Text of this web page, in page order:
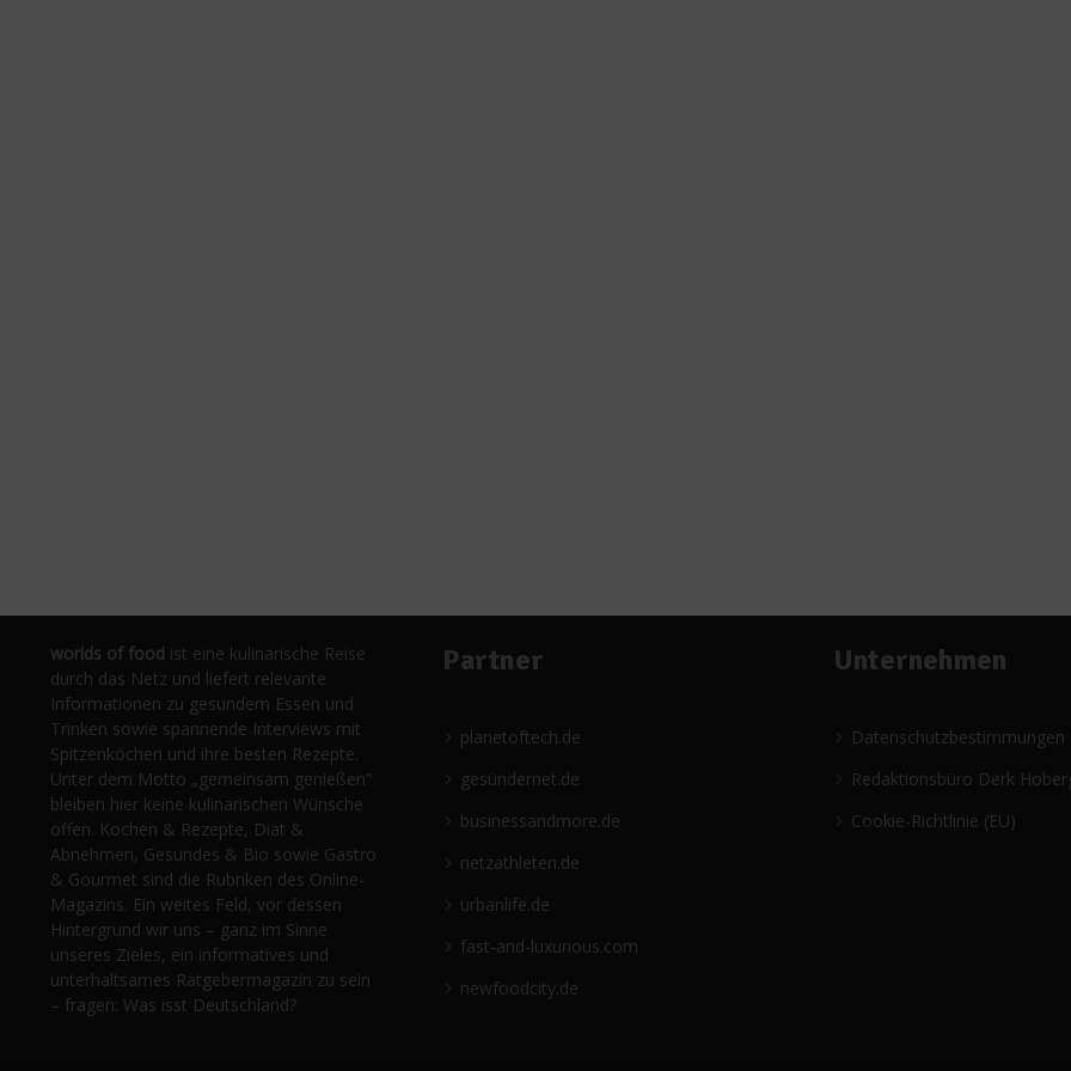
worlds of food ist eine kulinarische Reise
durch das Netz und liefert relevante
Informationen zu gesundem Essen und
Trinken sowie spannende Interviews mit
Spitzenköchen und ihre besten Rezepte.
Unter dem Motto „gemeinsam genießen“
bleiben hier keine kulinarischen Wünsche
offen. Kochen & Rezepte, Diät &
Abnehmen, Gesundes & Bio sowie Gastro
& Gourmet sind die Rubriken des Online-
Magazins. Ein weites Feld, vor dessen
Hintergrund wir uns – ganz im Sinne
unseres Zieles, ein informatives und
unterhaltsames Ratgebermagazin zu sein
– fragen: Was isst Deutschland?
Partner
planetoftech.de
gesündernet.de
businessandmore.de
netzathleten.de
urbanlife.de
fast-and-luxurious.com
newfoodcity.de
Unternehmen
Datenschutzbestimmungen
Redaktionsbüro Derk
Cookie-Richtlinie (EU)